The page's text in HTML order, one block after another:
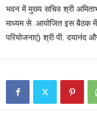
भवन में मुख्य सचिव श्री
माध्यम से आयोजित इस बैठक में
परियोजनाएं) श्री पी.